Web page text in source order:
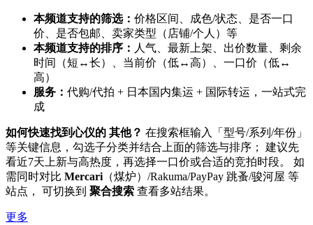
本频道支持的筛选： 价格区间、成色/状态、是否一口
价、是否包邮、卖家类型（店铺/个人）等
本频道支持的排序： 人气、最新上架、出价数量、剩余
时间（短↔长）、当前价（低↔高）、一口价（低↔
高）
服务： 代购/代拍 + 日本国内集运 + 国际转运，一站式完
成
如何快速找到心仪的 其他？ 在搜索框输入「型号/系列/年份」
等关键信息，勾选子分类并结合上面的筛选与排序； 建议先
看近7天上新与高热度，再选择一口价或合适的竞拍时段。 如
需同时对比 Mercari （煤炉）/Rakuma/PayPay 跳蚤/骏河屋 等
站点， 可切换到 聚合搜索 查看多站结果。
更多